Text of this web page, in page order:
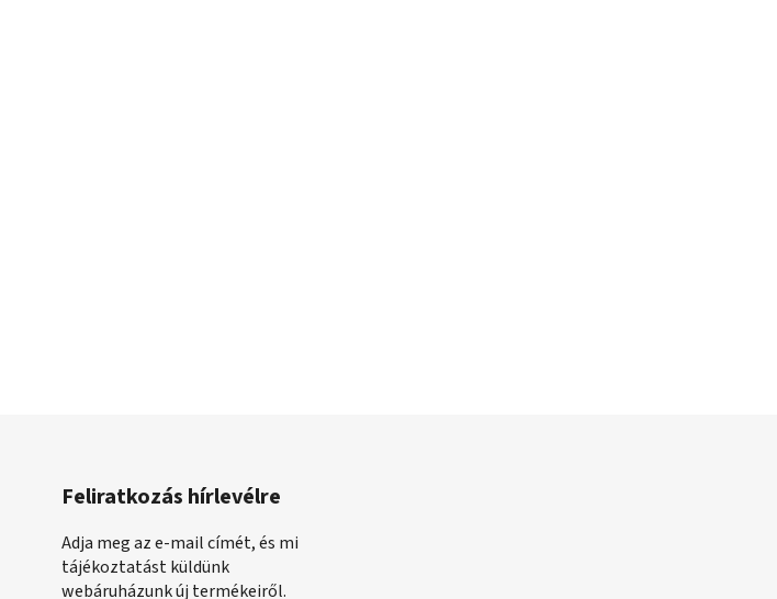
Feliratkozás hírlevélre
Adja meg az e-mail címét, és mi
tájékoztatást küldünk
webáruházunk új termékeiről.